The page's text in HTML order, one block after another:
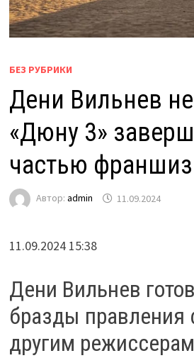
БЕЗ РУБРИКИ
Дени Вильнев
«Дюну 3»
частью
Автор: admin 11.09.2024
11.09.2024 15:38
Дени Вильнев
бразды
другим режиссерам